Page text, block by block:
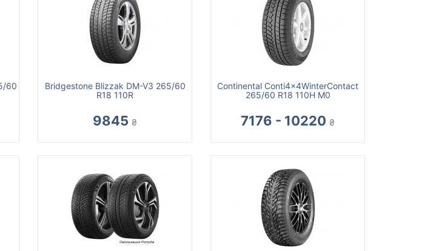
60
Bridgestone Blizzak DM-V3 265/60
R18 110R
9845 ₴
Continental Conti4x4WinterContact
265/60 R18 110H M0
7176 - 10220 ₴